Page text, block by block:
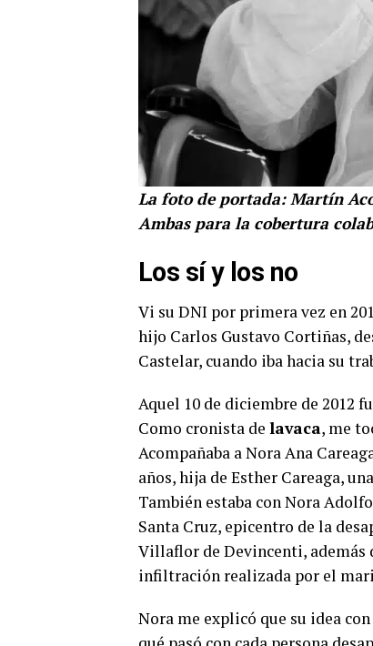
La foto de portada: Martín
Ambas para la cobertura
Los sí y los no
Vi su DNI por primera vez en
hijo Carlos Gustavo Cortiñas,
Castelar, cuando iba hacia su
Aquel 10 de diciembre de 2012
Como cronista de lavaca, me
Acompañaba a Nora Ana
años, hija de Esther Careaga,
También estaba con Nora
Santa Cruz, epicentro de la
Villaflor de Devincenti, además
infiltración realizada por el
Nora me explicó que su idea